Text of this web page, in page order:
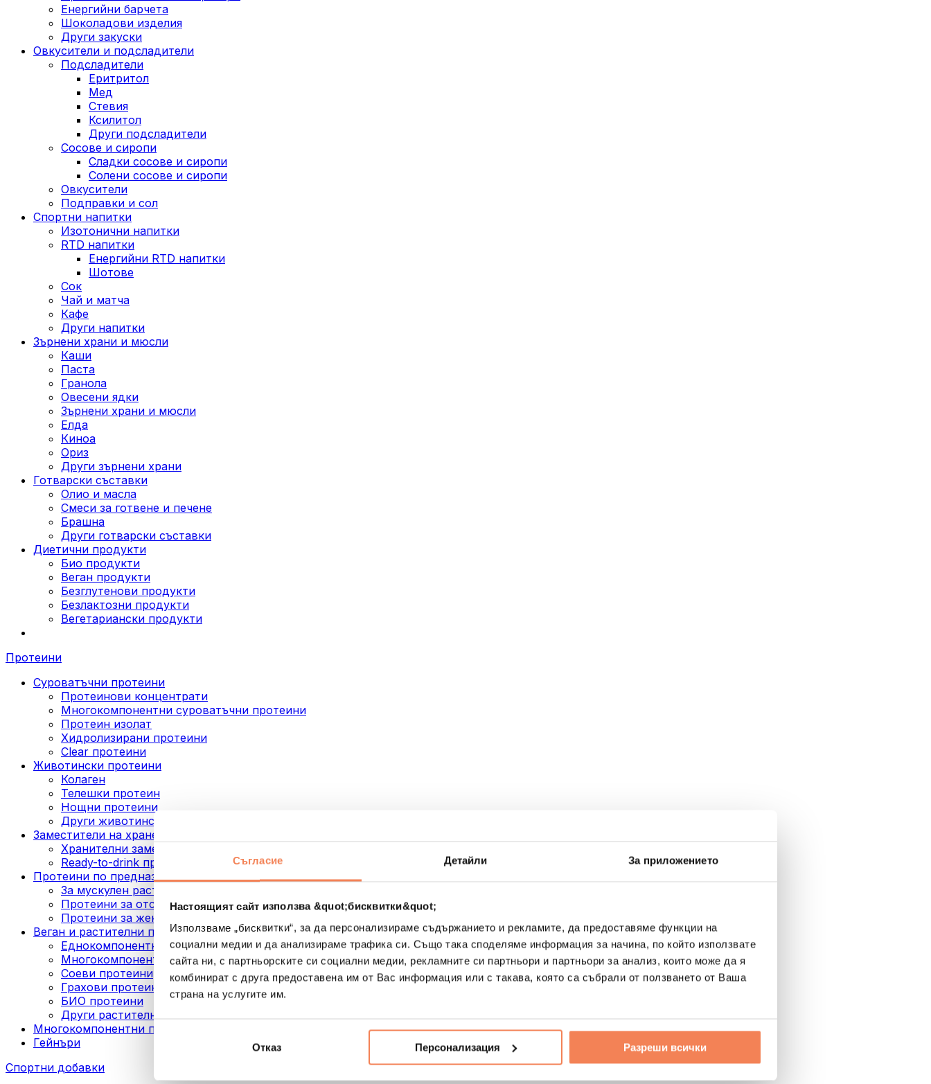
Съгласие Детайли За приложението
Настоящият сайт използва &quot;бисквитки&quot;
Използваме „бисквитки“, за да персонализираме съдържанието и рекламите, да предоставяме функции на
социални медии и да анализираме трафика си. Също така споделяме информация за начина, по който използвате
сайта ни, с партньорските си социални медии, рекламните си партньори и партньори за анализ, които може да я
комбинират с друга предоставена им от Вас информация или с такава, която са събрали от ползването от Ваша
страна на услугите им.
Отказ Персонализация Разреши всички
Енергийни барчета
Шоколадови изделия
Други закуски
Овкусители и подсладители
Подсладители
Еритритол
Мед
Стевия
Ксилитол
Други подсладители
Сосове и сиропи
Сладки сосове и сиропи
Солени сосове и сиропи
Овкусители
Подправки и сол
Спортни напитки
Изотонични напитки
RTD напитки
Енергийни RTD напитки
Шотове
Сок
Чай и матча
Кафе
Други напитки
Зърнени храни и мюсли
Каши
Паста
Гранола
Овесени ядки
Зърнени храни и мюсли
Елда
Киноа
Ориз
Други зърнени храни
Готварски съставки
Олио и масла
Смеси за готвене и печене
Брашна
Други готварски съставки
Диетични продукти
Био продукти
Веган продукти
Безглутенови продукти
Безлактозни продукти
Вегетариански продукти
Протеини
Суроватъчни протеини
Протеинови концентрати
Многокомпонентни суроватъчни протеини
Протеин изолат
Хидролизирани протеини
Clear протеини
Животински протеини
Колаген
Телешки протеин
Нощни протеини
Други животински протеини
Заместители на хранене
Хранителни заместители под формата на прах
Ready-to-drink протеинови напитки
Протеини по предназначение
За мускулен растеж
Протеини за отслабване
Протеини за жени
Веган и растителни протеини
Еднокомпонентни веган протеини
Многокомпонентни веган протеини
Соеви протеини
Грахови протеини
БИО протеини
Други растителни протеини
Многокомпонентни протеини
Гейнъри
Спортни добавки